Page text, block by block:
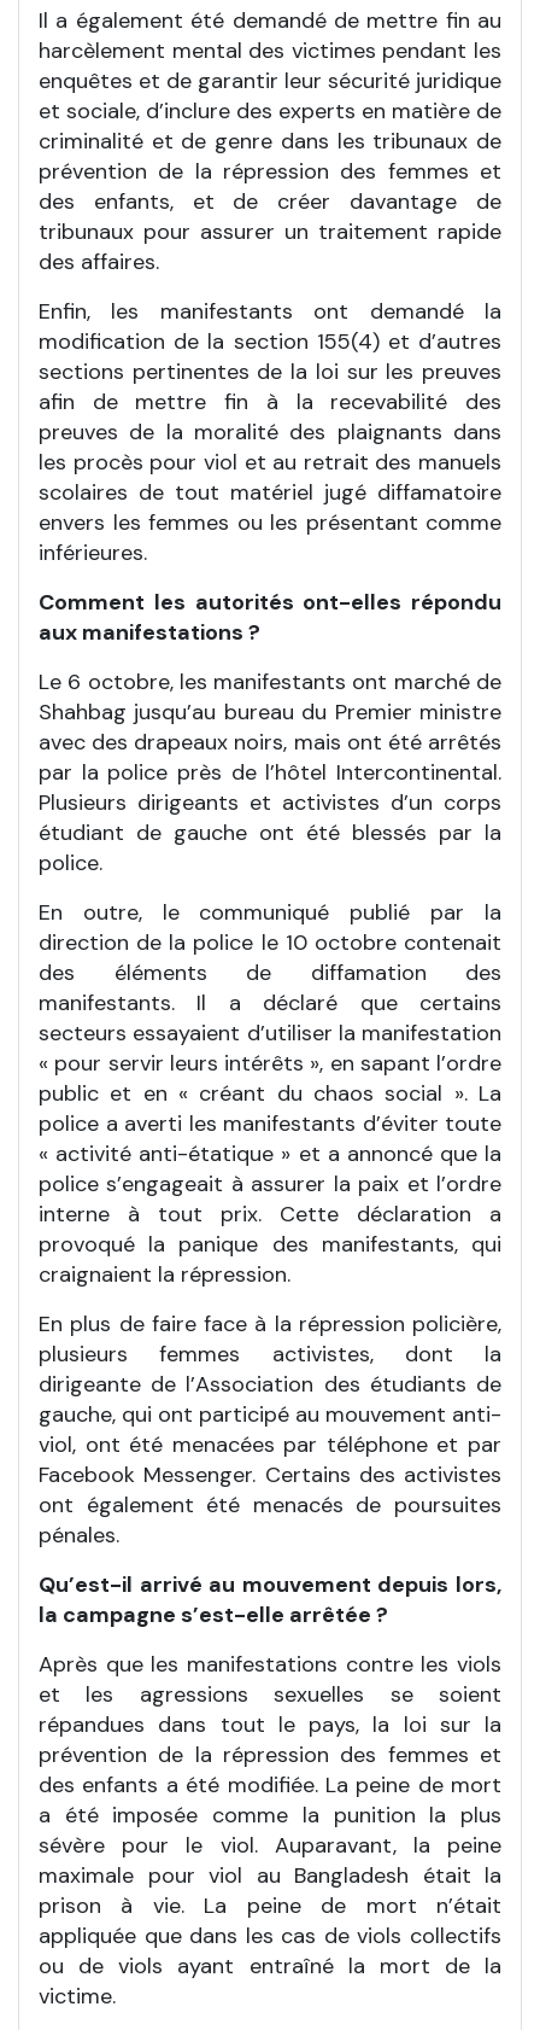
Il a également été demandé de mettre fin au
harcèlement mental des victimes pendant les
enquêtes et de garantir leur sécurité juridique
et sociale, d’inclure des experts en matière de
criminalité et de genre dans les tribunaux de
prévention de la répression des femmes et
des enfants, et de créer davantage de
tribunaux pour assurer un traitement rapide
des affaires.
Enfin, les manifestants ont demandé la
modification de la section 155(4) et d’autres
sections pertinentes de la loi sur les preuves
afin de mettre fin à la recevabilité des
preuves de la moralité des plaignants dans
les procès pour viol et au retrait des manuels
scolaires de tout matériel jugé diffamatoire
envers les femmes ou les présentant comme
inférieures.
Comment les autorités ont-elles répondu
aux manifestations ?
Le 6 octobre, les manifestants ont marché de
Shahbag jusqu’au bureau du Premier ministre
avec des drapeaux noirs, mais ont été arrêtés
par la police près de l’hôtel Intercontinental.
Plusieurs dirigeants et activistes d’un corps
étudiant de gauche ont été blessés par la
police.
En outre, le communiqué publié par la
direction de la police le 10 octobre contenait
des éléments de diffamation des
manifestants. Il a déclaré que certains
secteurs essayaient d’utiliser la manifestation
« pour servir leurs intérêts », en sapant l’ordre
public et en « créant du chaos social ». La
police a averti les manifestants d’éviter toute
« activité anti-étatique » et a annoncé que la
police s’engageait à assurer la paix et l’ordre
interne à tout prix. Cette déclaration a
provoqué la panique des manifestants, qui
craignaient la répression.
En plus de faire face à la répression policière,
plusieurs femmes activistes, dont la
dirigeante de l’Association des étudiants de
gauche, qui ont participé au mouvement anti-
viol, ont été menacées par téléphone et par
Facebook Messenger. Certains des activistes
ont également été menacés de poursuites
pénales.
Qu’est-il arrivé au mouvement depuis lors,
la campagne s’est-elle arrêtée ?
Après que les manifestations contre les viols
et les agressions sexuelles se soient
répandues dans tout le pays, la loi sur la
prévention de la répression des femmes et
des enfants a été modifiée. La peine de mort
a été imposée comme la punition la plus
sévère pour le viol. Auparavant, la peine
maximale pour viol au Bangladesh était la
prison à vie. La peine de mort n’était
appliquée que dans les cas de viols collectifs
ou de viols ayant entraîné la mort de la
victime.